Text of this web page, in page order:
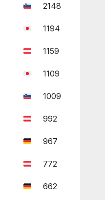
2148
1194
1159
1109
1009
992
967
772
662